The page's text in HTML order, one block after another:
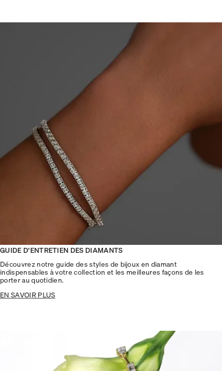
GUIDE D'ENTRETIEN DES DIAMANTS
Découvrez notre guide des styles de bijoux en diamant
indispensables à votre collection et les meilleures façons de les
porter au quotidien.
EN SAVOIR PLUS